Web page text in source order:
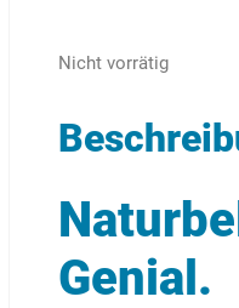
Nicht vorrätig
Genial.